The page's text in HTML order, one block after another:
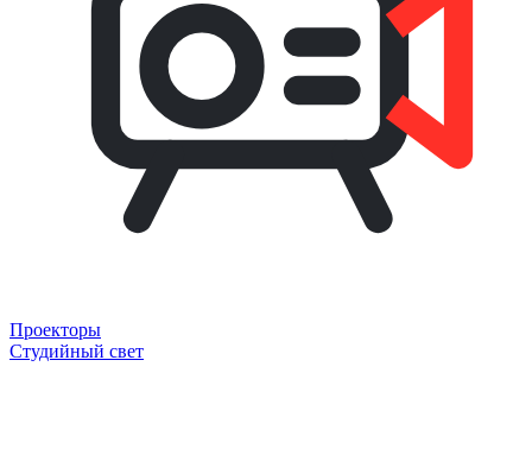
Проекторы
Студийный свет